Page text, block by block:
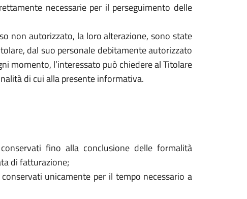
necessarie per il perseguimento delle
non autorizzato, la loro alterazione, sono state
dal suo personale debitamente autorizzato
momento, l’interessato può chiedere al Titolare
di cui alla presente informativa.
fino alla conclusione delle formalità
di fatturazione;
unicamente per il tempo necessario a